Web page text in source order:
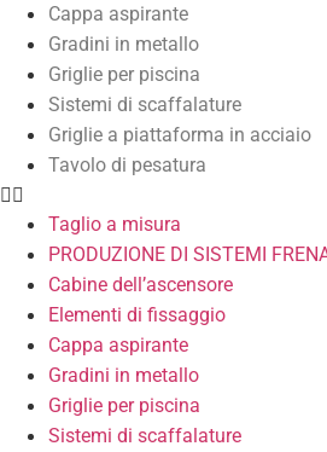
Cappa aspirante
Gradini in metallo
Griglie per piscina
Sistemi di scaffalature
Griglie a piattaforma in acciaio
Tavolo di pesatura
Taglio a misura
PRODUZIONE DI SISTEMI
Cabine dell’ascensore
Elementi di fissaggio
Cappa aspirante
Gradini in metallo
Griglie per piscina
Sistemi di scaffalature